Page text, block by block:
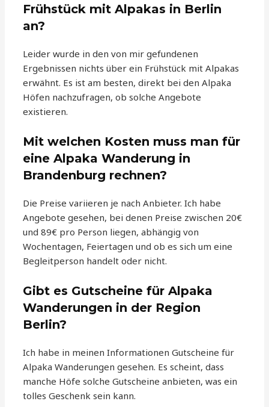
Frühstück mit Alpakas in Berlin
an?
Leider wurde in den von mir gefundenen
Ergebnissen nichts über ein Frühstück mit Alpakas
erwähnt. Es ist am besten, direkt bei den Alpaka
Höfen nachzufragen, ob solche Angebote
existieren.
Mit welchen Kosten muss man für
eine Alpaka Wanderung in
Brandenburg rechnen?
Die Preise variieren je nach Anbieter. Ich habe
Angebote gesehen, bei denen Preise zwischen 20€
und 89€ pro Person liegen, abhängig von
Wochentagen, Feiertagen und ob es sich um eine
Begleitperson handelt oder nicht.
Gibt es Gutscheine für Alpaka
Wanderungen in der Region
Berlin?
Ich habe in meinen Informationen Gutscheine für
Alpaka Wanderungen gesehen. Es scheint, dass
manche Höfe solche Gutscheine anbieten, was ein
tolles Geschenk sein kann.